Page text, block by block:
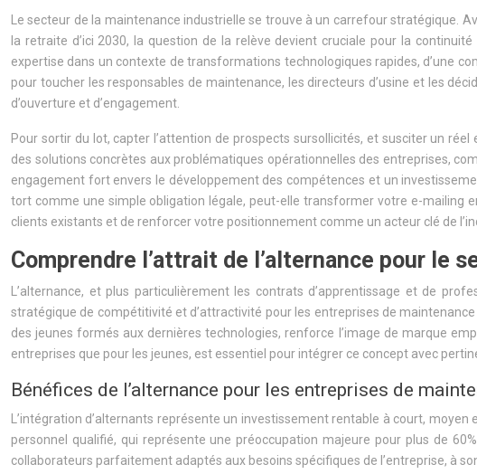
Le secteur de la maintenance industrielle se trouve à un carrefour stratégique.
la retraite d’ici 2030, la question de la relève devient cruciale pour la
expertise dans un contexte de transformations technologiques rapides, d’une
pour toucher les responsables de maintenance, les directeurs d’usine et les
d’ouverture et d’engagement.
Pour sortir du lot, capter l’attention de prospects sursollicités, et susciter un
des solutions concrètes aux problématiques opérationnelles des entreprises,
engagement fort envers le développement des compétences et un
tort comme une simple obligation légale, peut-elle transformer votre e-mailing
clients existants et de renforcer votre positionnement comme un acteur clé de
Comprendre l’attrait de l’alternance pour le
L’alternance, et plus particulièrement les contrats d’apprentissage et de
stratégique de compétitivité et d’attractivité pour les entreprises de
des jeunes formés aux dernières technologies, renforce l’image de marque
entreprises que pour les jeunes, est essentiel pour intégrer ce concept avec
Bénéfices de l’alternance pour les entreprises de
L’intégration d’alternants représente un investissement rentable à court,
personnel qualifié, qui représente une préoccupation majeure pour plus de
collaborateurs parfaitement adaptés aux besoins spécifiques de l’entreprise, à